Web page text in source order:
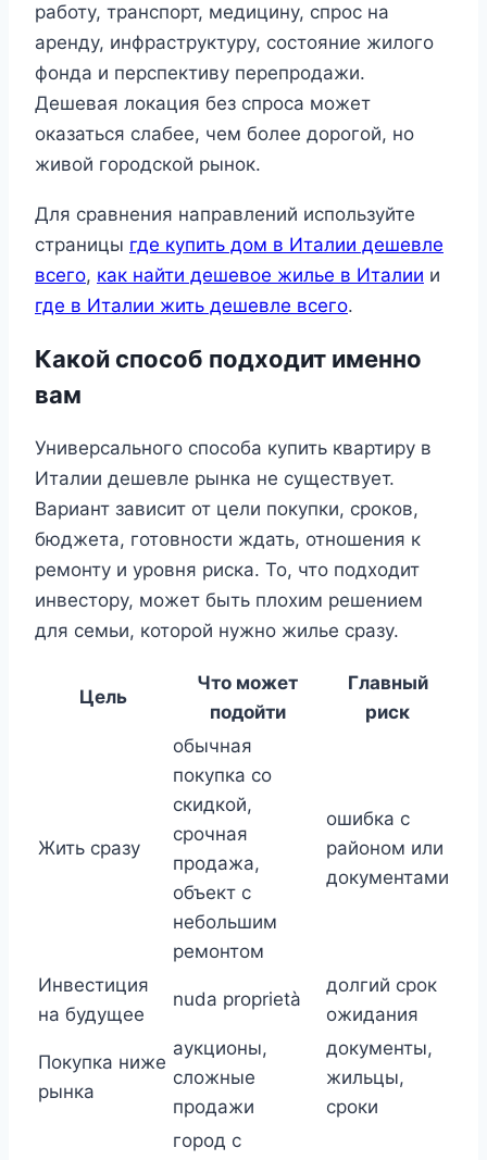
работу, транспорт, медицину, спрос на
аренду, инфраструктуру, состояние жилого
фонда и перспективу перепродажи.
Дешевая локация без спроса может
оказаться слабее, чем более дорогой, но
живой городской рынок.
Для сравнения направлений используйте
страницы где купить дом в Италии дешевле
всего, как найти дешевое жилье в Италии и
где в Италии жить дешевле всего.
Какой способ подходит именно
вам
Универсального способа купить квартиру в
Италии дешевле рынка не существует.
Вариант зависит от цели покупки, сроков,
бюджета, готовности ждать, отношения к
ремонту и уровня риска. То, что подходит
инвестору, может быть плохим решением
для семьи, которой нужно жилье сразу.
Цель
Что может
подойти
Главный
риск
Жить сразу
обычная
покупка со
скидкой,
срочная
продажа,
объект с
небольшим
ремонтом
ошибка с
районом или
документами
Инвестиция
на будущее
nuda proprietà
долгий срок
ожидания
Покупка ниже
рынка
аукционы,
сложные
продажи
документы,
жильцы,
сроки
город с